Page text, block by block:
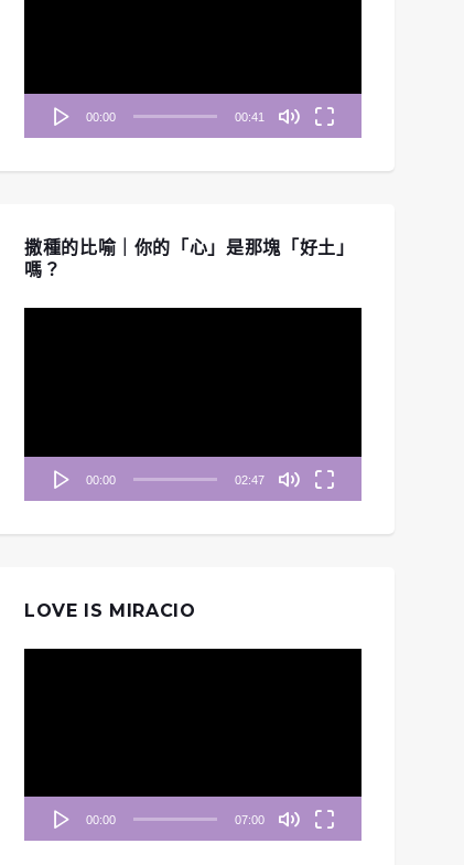
00:00 00:41
撒種的比喻｜你的「心」是那塊「好土」
嗎？
00:00 02:47
LOVE IS MIRACIO
00:00 07:00